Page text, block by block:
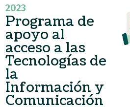
2023
Programa de
apoyo al
acceso a las
Tecnologías de
la
Información y
Comunicación